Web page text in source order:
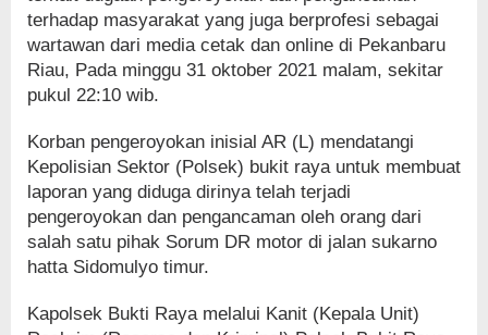
terhadap masyarakat yang juga berprofesi sebagai
wartawan dari media cetak dan online di Pekanbaru
Riau, Pada minggu 31 oktober 2021 malam, sekitar
pukul 22:10 wib.
Korban pengeroyokan inisial AR (L) mendatangi
Kepolisian Sektor (Polsek) bukit raya untuk membuat
laporan yang diduga dirinya telah terjadi
pengeroyokan dan pengancaman oleh orang dari
salah satu pihak Sorum DR motor di jalan sukarno
hatta Sidomulyo timur.
Kapolsek Bukti Raya melalui Kanit (Kepala Unit)